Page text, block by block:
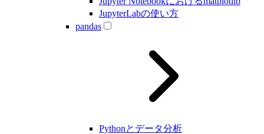
JupyterLabの使い方
pandas
Pythonとデータ分析